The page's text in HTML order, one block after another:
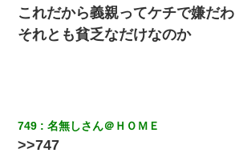
これだから義親ってケチで嫌だわ
それとも貧乏なだけなのか
749 名無しさん＠ＨＯＭＥ
>>747